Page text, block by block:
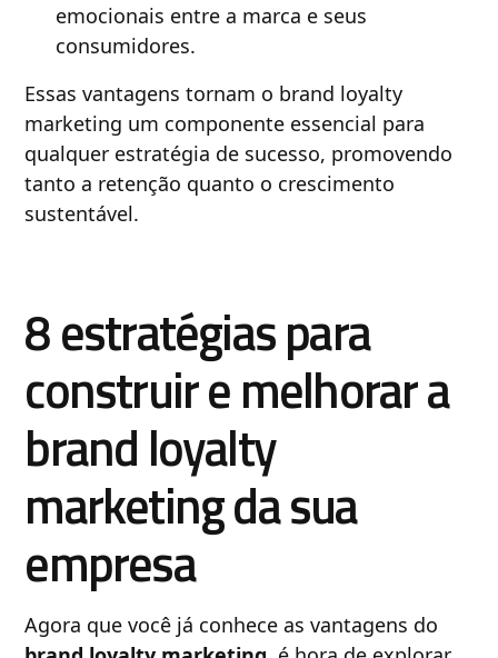
emocionais entre a marca e seus
consumidores.
Essas vantagens tornam o brand loyalty
marketing um componente essencial para
qualquer estratégia de sucesso, promovendo
tanto a retenção quanto o crescimento
sustentável.
8 estratégias para
construir e melhorar a
brand loyalty
marketing da sua
empresa
Agora que você já conhece as vantagens do